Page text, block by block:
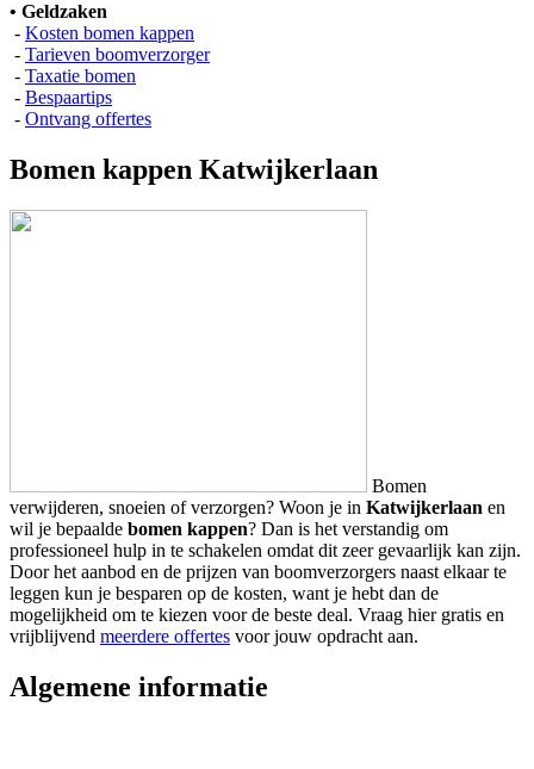
• Geldzaken
- Kosten bomen kappen
- Tarieven boomverzorger
- Taxatie bomen
- Bespaartips
- Ontvang offertes
Bomen kappen Katwijkerlaan
Bomen
verwijderen, snoeien of verzorgen? Woon je in Katwijkerlaan en
wil je bepaalde bomen kappen? Dan is het verstandig om
professioneel hulp in te schakelen omdat dit zeer gevaarlijk kan zijn.
Door het aanbod en de prijzen van boomverzorgers naast elkaar te
leggen kun je besparen op de kosten, want je hebt dan de
mogelijkheid om te kiezen voor de beste deal. Vraag hier gratis en
vrijblijvend meerdere offertes voor jouw opdracht aan.
Algemene informatie